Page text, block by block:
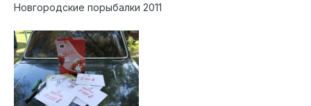
Новгородские порыбалки 2011